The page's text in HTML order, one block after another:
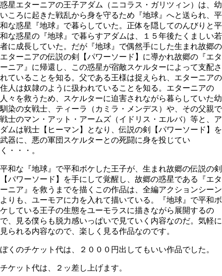
惑星エターニアの王子アダム（ニコラス・ガリツィン）は、幼
いころに起きた戦乱から身を守るため『地球』へと送られ、平
和な惑星『地球』で暮らしていた。正体を隠してのんびりと平
和な惑星の『地球』で暮らすアダムは、１５年後たくましい若
者に成長していた。だが『地球』で偶然手にした生まれ故郷の
エターニアの伝説の剣【パワーソード】に導かれ故郷の『エタ
ーニア』に帰還し、この惑星が宿敵スケルターによって支配さ
れていることを知る。父である王様は捉えられ、エターニアの
住人は奴隷のように扱われていることを知る。エターニアの
人々を救うため、スケルターに迫害されながら暮らしていた幼
馴染の女戦士、ティーラ（カミラ・メンデス）や、その父親で
戦士のマン・アット・アームズ（イドリス・エルバ）等と、ア
ダムは戦士【ヒーマン】となり、伝説の剣【パワーソード】を
武器に、悪の軍団スケルターとの死闘に身を投じてい
く・・・。
平和な『地球』で平和ボケした王子が、生まれ故郷の伝説の剣
【パワーソード】を手にして覚醒し、故郷の惑星である『エタ
ーニア』を救うまでを描くこの作品は、全編アクションシーン
よりも、ユーモアに力を入れて描いている。『地球』で平和ボ
ケしている王子の生態をユーモラスに描きながら展開するの
で、見る僕らも脱力感いっぱいで見ていく内容なのだ。気軽に
見られる内容なので、楽しく見る作品なのです。
ぼくのチケット代は、２０００円出してもいい作品でした。
チケット代は、２ッ差し上げます。